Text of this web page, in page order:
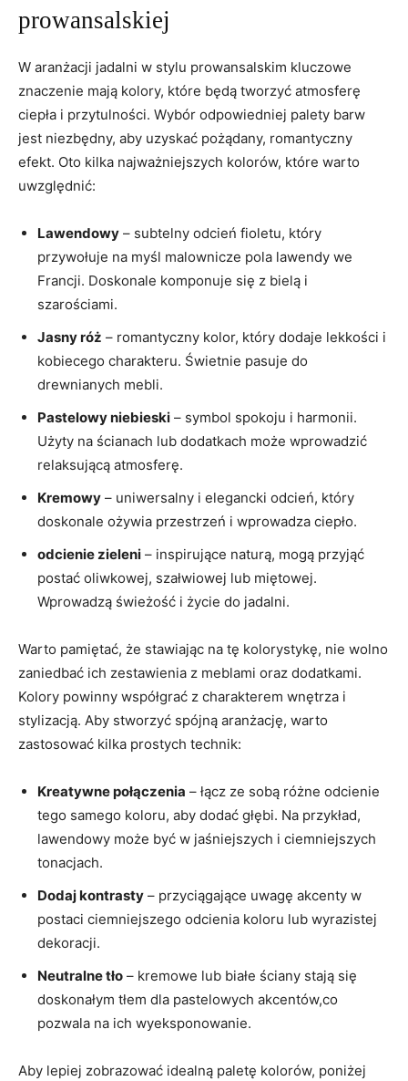
prowansalskiej
W aranżacji jadalni w stylu prowansalskim kluczowe
znaczenie mają kolory, które będą tworzyć atmosferę
ciepła i​ przytulności. Wybór odpowiedniej palety barw
jest niezbędny,⁤ aby ​uzyskać ‍pożądany, romantyczny
efekt. ⁣Oto kilka najważniejszych kolorów, które warto
uwzględnić:
Lawendowy – subtelny​ odcień fioletu, który
przywołuje na ​myśl malownicze ​pola lawendy‍ we
Francji. Doskonale ⁤komponuje się z bielą⁤ i
szarościami.
Jasny róż – romantyczny kolor, który dodaje⁣ lekkości i
kobiecego⁣ charakteru. Świetnie pasuje do
drewnianych ‍mebli.
Pastelowy niebieski – symbol⁢ spokoju i harmonii.
Użyty na ścianach lub dodatkach ‍może wprowadzić
relaksującą atmosferę.
Kremowy – uniwersalny i elegancki odcień, który
doskonale ożywia przestrzeń i wprowadza ciepło.
odcienie zieleni – inspirujące ⁣naturą,‍ mogą przyjąć​
postać⁤ oliwkowej, ‍szałwiowej lub miętowej.
Wprowadzą świeżość ⁣i życie do jadalni.
Warto pamiętać, że stawiając na tę kolorystykę,‌ nie wolno
zaniedbać ich zestawienia‌ z meblami‍ oraz dodatkami.
Kolory powinny ⁢współgrać z‍ charakterem wnętrza i​
stylizacją. Aby stworzyć spójną aranżację, warto
zastosować kilka prostych ​technik:
Kreatywne połączenia –⁤ łącz ze sobą różne odcienie
tego samego koloru, aby dodać głębi.⁢ Na przykład,
lawendowy może być w jaśniejszych​ i ciemniejszych
tonacjach.
Dodaj kontrasty – przyciągające⁣ uwagę akcenty w
postaci ciemniejszego odcienia koloru lub wyrazistej
dekoracji.
Neutralne tło ⁢–⁢ kremowe lub białe ściany stają się
doskonałym ​tłem ⁣dla pastelowych⁢ akcentów,co
‌pozwala na ich wyeksponowanie.
Aby lepiej⁤ zobrazować idealną⁢ paletę kolorów, poniżej